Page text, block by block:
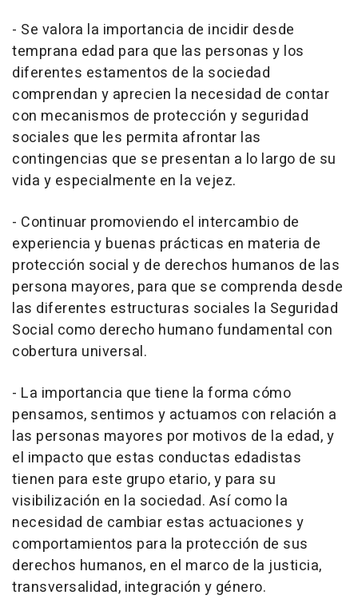
- Se valora la importancia de incidir desde
temprana edad para que las personas y los
diferentes estamentos de la sociedad
comprendan y aprecien la necesidad de contar
con mecanismos de protección y seguridad
sociales que les permita afrontar las
contingencias que se presentan a lo largo de su
vida y especialmente en la vejez.
- Continuar promoviendo el intercambio de
experiencia y buenas prácticas en materia de
protección social y de derechos humanos de las
persona mayores, para que se comprenda desde
las diferentes estructuras sociales la Seguridad
Social como derecho humano fundamental con
cobertura universal.
- La importancia que tiene la forma cómo
pensamos, sentimos y actuamos con relación a
las personas mayores por motivos de la edad, y
el impacto que estas conductas edadistas
tienen para este grupo etario, y para su
visibilización en la sociedad. Así como la
necesidad de cambiar estas actuaciones y
comportamientos para la protección de sus
derechos humanos, en el marco de la justicia,
transversalidad, integración y género.